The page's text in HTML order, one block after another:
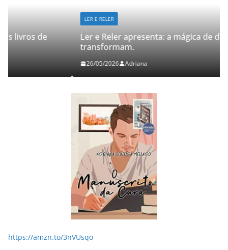
Ler e Reler apresenta: a mágica de dois livros que
Adriana
https://amzn.to/3nVUsqo